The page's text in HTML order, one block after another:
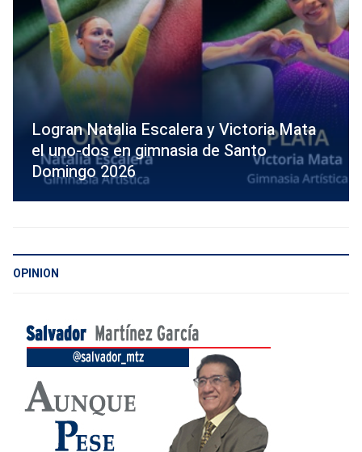
Logran Natalia Escalera y Victoria Mata
el uno-dos en gimnasia de Santo
Domingo 2026
OPINION